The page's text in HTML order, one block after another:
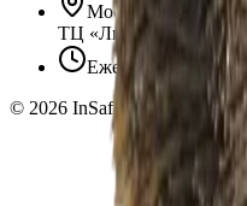
Москва,
ТЦ «Люблю Молл», -1
Ежедневно 10:00 —
© 2026 InSafe.ru — Товары и